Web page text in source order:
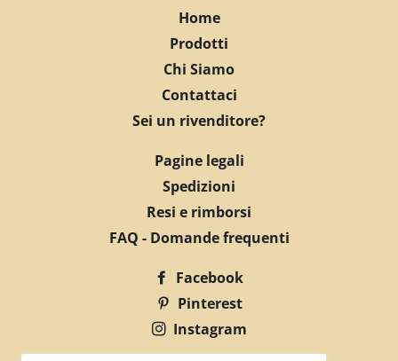
Home
Prodotti
Chi Siamo
Contattaci
Sei un rivenditore?
Pagine legali
Spedizioni
Resi e rimborsi
FAQ - Domande frequenti
Facebook
Pinterest
Instagram